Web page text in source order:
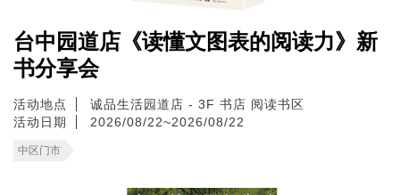
台中园道店《读懂文图表的阅读力》新
书分享会
活动地点
诚品生活园道店 - 3F 书店 阅读书区
活动日期
2026/08/22~2026/08/22
中区门市